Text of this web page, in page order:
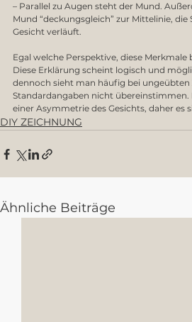
– Parallel zu Augen steht der Mund.
Mund “deckungsgleich” zur Mittelinie,
Gesicht verläuft.
Egal welche Perspektive, diese Merkmale
Diese Erklärung scheint logisch und
dennoch sieht man häufig bei ungeübten
Standardangaben nicht
einer Asymmetrie des Gesichts, daher es
DIY ZEICHNUNG
Ähnliche Beiträge